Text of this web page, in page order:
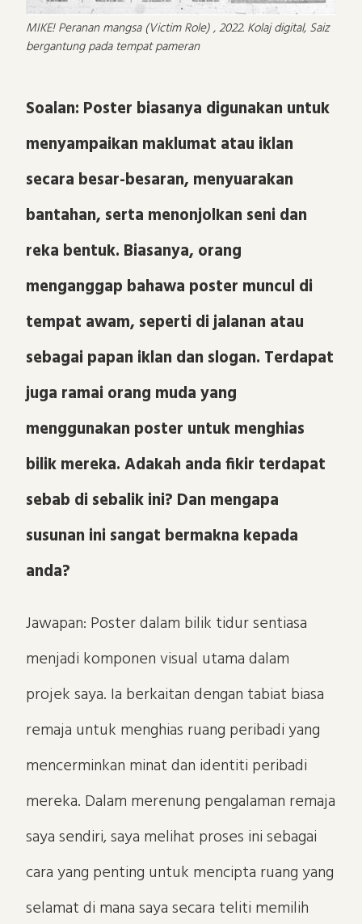
MIKE! Peranan mangsa (Victim Role) , 2022. Kolaj digital, Saiz
bergantung pada tempat pameran
Soalan: Poster biasanya digunakan untuk
menyampaikan maklumat atau iklan
secara besar-besaran, menyuarakan
bantahan, serta menonjolkan seni dan
reka bentuk. Biasanya, orang
menganggap bahawa poster muncul di
tempat awam, seperti di jalanan atau
sebagai papan iklan dan slogan. Terdapat
juga ramai orang muda yang
menggunakan poster untuk menghias
bilik mereka. Adakah anda fikir terdapat
sebab di sebalik ini? Dan mengapa
susunan ini sangat bermakna kepada
anda?
Jawapan: Poster dalam bilik tidur sentiasa
menjadi komponen visual utama dalam
projek saya. Ia berkaitan dengan tabiat biasa
remaja untuk menghias ruang peribadi yang
mencerminkan minat dan identiti peribadi
mereka. Dalam merenung pengalaman remaja
saya sendiri, saya melihat proses ini sebagai
cara yang penting untuk mencipta ruang yang
selamat di mana saya secara teliti memilih